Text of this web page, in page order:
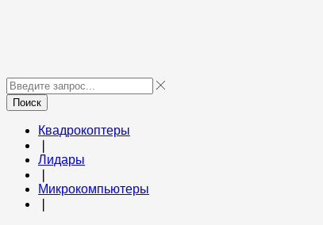
Поиск
Квадрокоптеры
Лидары
Микрокомпьютеры